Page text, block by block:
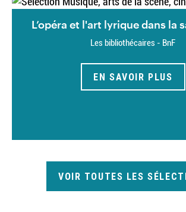
L’opéra et l'art lyrique dans la
Les bibliothécaires - BnF
EN SAVOIR PLUS
VOIR TOUTES LES